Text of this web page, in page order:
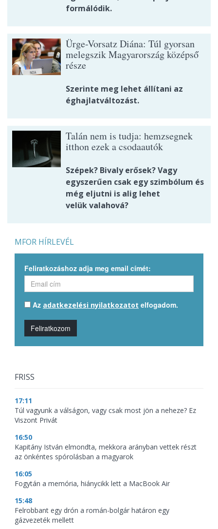
formálódik.
Ürge-Vorsatz Diána: Túl gyorsan
melegszik Magyarország középső
része
Szerinte meg lehet állítani az
éghajlatváltozást.
Talán nem is tudja: hemzsegnek
itthon ezek a csodaautók
Szépek? Bivaly erősek? Vagy
egyszerűen csak egy szimbólum és
még eljutni is alig lehet
velük valahová?
MFOR HÍRLEVÉL
Feliratkozáshoz adja meg email címét:
Az adatkezelési nyilatkozatot elfogadom.
Feliratkozom
FRISS
17:11
Túl vagyunk a válságon, vagy csak most jön a neheze? Ez
Viszont Privát
16:50
Kapitány István elmondta, mekkora arányban vettek részt
az önkéntes spórolásban a magyarok
16:05
Fogytán a memória, hiánycikk lett a MacBook Air
15:48
Felrobbant egy drón a román-bolgár határon egy
gázvezeték mellett